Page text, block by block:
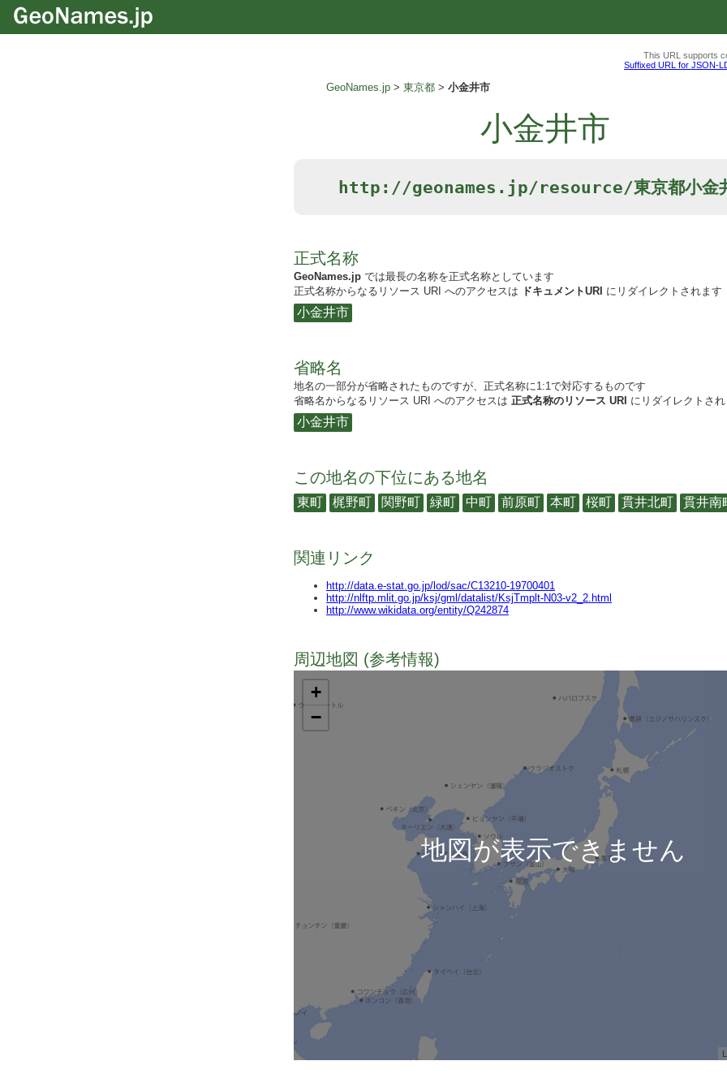
This URL supports
Suffixed URL for JSON-
GeoNames.jp 東京都 小金井市
小金井市
http://geonames.jp/resource/東京都小金
正式名称
GeoNames.jp では最長の名称を正式名称としています
正式名称からなるリソース URI へのアクセスは ドキュメントURI にリダイレクトされます
小金井市
省略名
地名の一部分が省略されたものですが、正式名称に1:1で対応するものです
省略名からなるリソース URI へのアクセスは 正式名称のリソース URI にリダイレクトさ
小金井市
この地名の下位にある地名
東町 梶野町 関野町 緑町 中町 前原町 本町 桜町 貫井北町 貫井南
関連リンク
http://data.e-stat.go.jp/lod/sac/C13210-19700401
http://nlftp.mlit.go.jp/ksj/gml/datalist/KsjTmplt-N03-v2_2.html
http://www.wikidata.org/entity/Q242874
周辺地図 (参考情報)
+
−
地図が表示できません